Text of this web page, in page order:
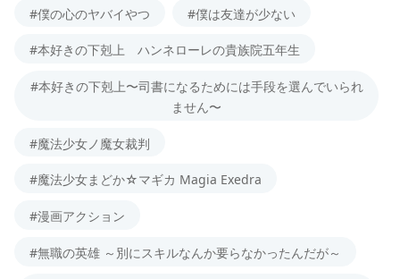
#僕の心のヤバイやつ #僕は友達が少ない
#本好きの下剋上 ハンネローレの貴族院五年生
#本好きの下剋上〜司書になるためには手段を選んでいられ
ません〜
#魔法少女ノ魔女裁判
#魔法少女まどか☆マギカ Magia Exedra
#漫画アクション
#無職の英雄 ～別にスキルなんか要らなかったんだが～